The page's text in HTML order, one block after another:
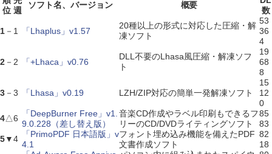
位 週
ソフト名、バージョン 概要
数
1 － 1 「Lhaplus」v1.57
20種以上の形式に対応した圧縮・解
凍ソフト
53
36
4
2 － 2 「+Lhaca」v0.76
DLL不要のLhasa風圧縮・解凍ソフ
ト
19
68
8
3 － 3 「Lhasa」v0.19 LZH/ZIP対応の簡単一発解凍ソフト
15
12
0
4△6
「DeepBurner Free」v1.
9.0.228（差し替え版）
音楽CD作成やラベル印刷もできるフ
リーのCD/DVDライティングソフト
85
83
5▼4
「PrimoPDF 日本語版」v
4.1
フォント埋め込み機能を備えたPDF
文書作成ソフト
82
18